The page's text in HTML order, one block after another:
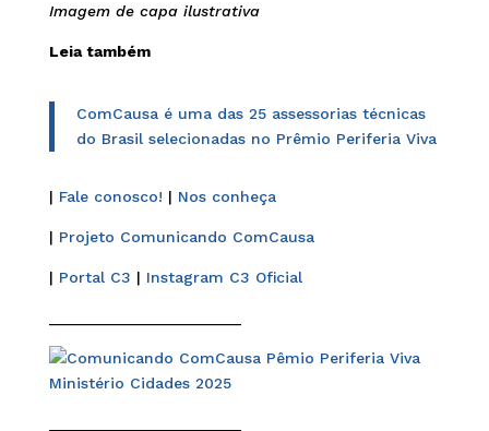
Imagem de capa ilustrativa
Leia também
ComCausa é uma das 25 assessorias técnicas
do Brasil selecionadas no Prêmio Periferia Viva
| Fale conosco! | Nos conheça
| Projeto Comunicando ComCausa
| Portal C3 | Instagram C3 Oficial